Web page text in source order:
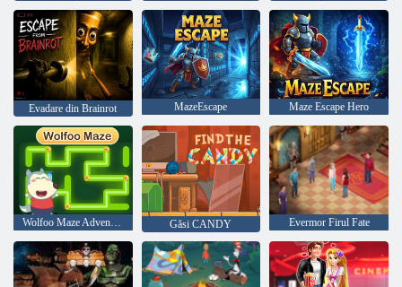
Evadare din Brainrot MazeEscape Maze Escape Hero
Wolfoo Maze Adventure Găsi CANDY Evermor Firul Fate